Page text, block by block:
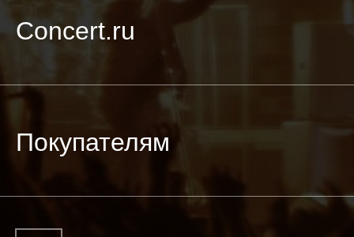
Concert.ru
Покупателям